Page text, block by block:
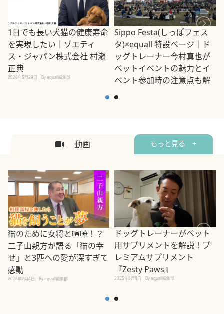
1日でも長い犬猫の健康寿命
を実現したい｜ゾエティ
ス・ジャパン株式会社 村瀬
正典
2026年5月29日 By equall編集部
Sippo Festa(しっぽフェス
タ)×equall 特設ページ｜ド
ッグトレーナー今村真也が
ペットイベントの魅力とイ
ベント参加時の注意点も解
2026年5月12日
動画 もっと見る +
猫のために女将と喧嘩！？
二子山親方が語る「猫の幸
せ」と3匹への愛が深すぎて
感動
2026年2月4日 By equall編集部
ドッグトレーナーがペット
用サプリメントを解説！プ
レミアムサプリメント
『Zesty Paws』
2025年8月8日 By equall編集部